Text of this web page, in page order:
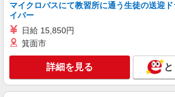
マイクロバスにて教習所に通う生徒の送迎ド
イバー
日給 15,850円
箕面市
詳細を見る